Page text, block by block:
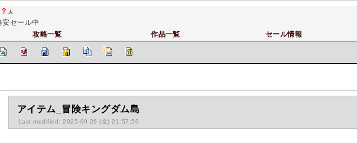
? 人
セール中
攻略一覧
作品一覧
セール情報
アイテム_冒険キングダム島
Last-modified: 2025-09-26 (金) 21:57:50